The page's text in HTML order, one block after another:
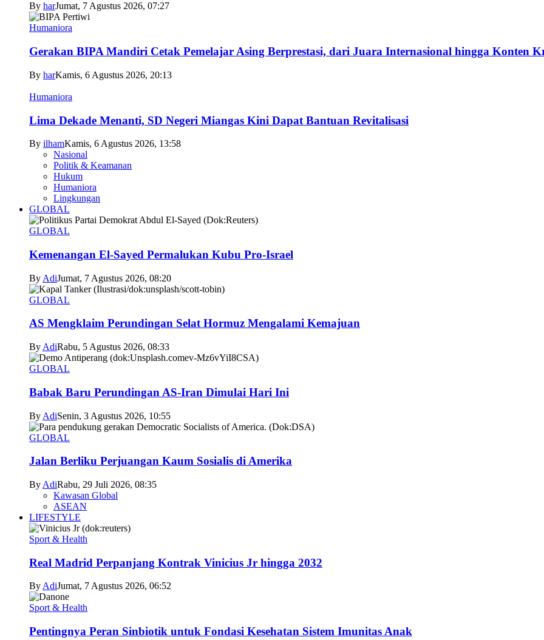
By harJumat, 7 Agustus 2026, 07:27
Humaniora
Gerakan BIPA Mandiri Cetak Pemelajar Asing Berprestasi, dari Juara Internasional hingga Konten
By harKamis, 6 Agustus 2026, 20:13
Humaniora
Lima Dekade Menanti, SD Negeri Miangas Kini Dapat Bantuan Revitalisasi
By ilhamKamis, 6 Agustus 2026, 13:58
Nasional
Politik & Keamanan
Hukum
Humaniora
Lingkungan
GLOBAL
GLOBAL
Kemenangan El-Sayed Permalukan Kubu Pro-Israel
By AdiJumat, 7 Agustus 2026, 08:20
GLOBAL
AS Mengklaim Perundingan Selat Hormuz Mengalami Kemajuan
By AdiRabu, 5 Agustus 2026, 08:33
GLOBAL
Babak Baru Perundingan AS-Iran Dimulai Hari Ini
By AdiSenin, 3 Agustus 2026, 10:55
GLOBAL
Jalan Berliku Perjuangan Kaum Sosialis di Amerika
By AdiRabu, 29 Juli 2026, 08:35
Kawasan Global
ASEAN
LIFESTYLE
Sport & Health
Real Madrid Perpanjang Kontrak Vinicius Jr hingga 2032
ByAdiJumat, 7 Agustus 2026, 06:52
Sport & Health
Pentingnya Peran Sinbiotik untuk Fondasi Kesehatan Sistem Imunitas Anak